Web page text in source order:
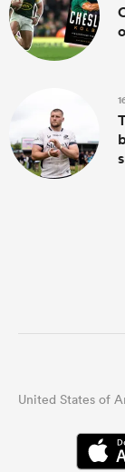
United States of